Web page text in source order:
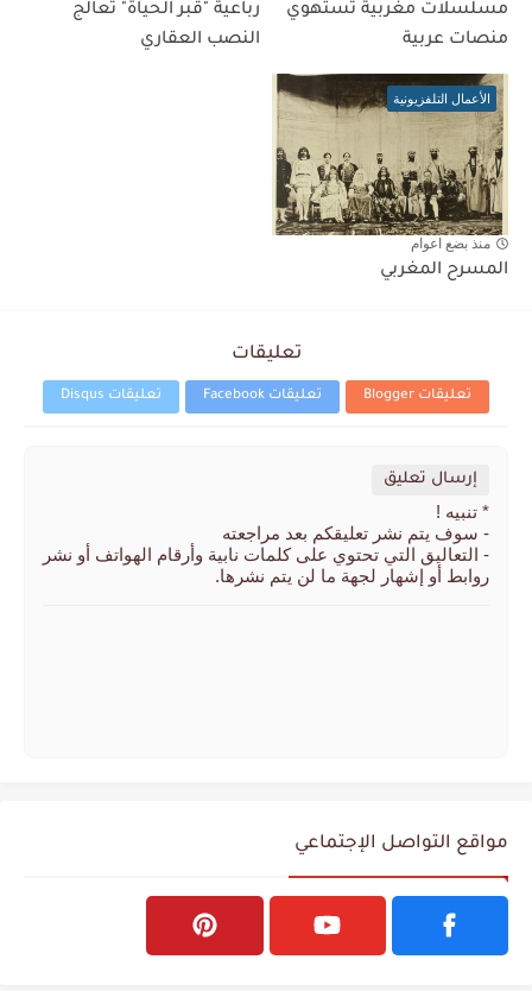
مسلسلات مغربية تستهوي
منصات عربية
رباعية "قبر الحياة" تعالج
النصب العقاري
الأعمال التلفزيونية
منذ بضع اعوام
المسرح المغربي
تعليقات
تعليقات Blogger تعليقات Facebook تعليقات Disqus
إرسال تعليق
* تنبيه !
- سوف يتم نشر تعليقكم بعد مراجعته
- التعاليق التي تحتوي على كلمات نابية وأرقام الهواتف أو نشر
روابط أو إشهار لجهة ما لن يتم نشرها.
مواقع التواصل الإجتماعي